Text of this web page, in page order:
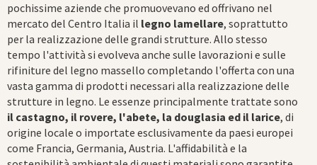
pochissime aziende che promuovevano ed offrivano nel
mercato del Centro Italia il legno lamellare, soprattutto
per la realizzazione delle grandi strutture. Allo stesso
tempo l'attività si evolveva anche sulle lavorazioni e sulle
rifiniture del legno massello completando l'offerta con una
vasta gamma di prodotti necessari alla realizzazione delle
strutture in legno. Le essenze principalmente trattate sono
il castagno, il rovere, l'abete, la douglasia ed il larice, di
origine locale o importate esclusivamente da paesi europei
come Francia, Germania, Austria. L'affidabilità e la